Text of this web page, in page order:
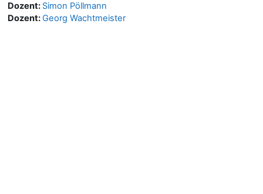
Dozent: Simon Pöllmann
Dozent:Georg Wachtmeister